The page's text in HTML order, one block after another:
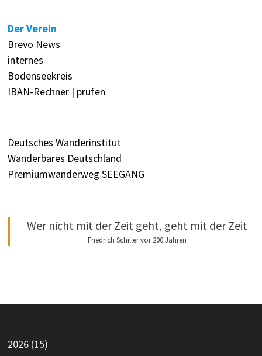
Der Verein
Brevo News
internes
Bodenseekreis
IBAN-Rechner | prüfen
Deutsches Wanderinstitut
Wanderbares Deutschland
Premiumwanderweg SEEGANG
Wer nicht mit der Zeit geht, geht mit der Zeit
Friedrich Schiller vor 200 Jahren
2026(15)